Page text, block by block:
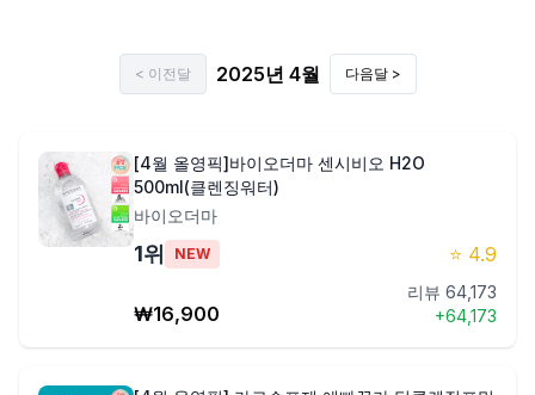
찜 목록
루틴탐색
< 이전달 2025년 4월 다음달 >
[4월 올영픽]바이오더마 센시비오 H2O
500ml(클렌징워터)
바이오더마
1위 NEW ⭐ 4.9
₩16,900
리뷰 64,173
+64,173